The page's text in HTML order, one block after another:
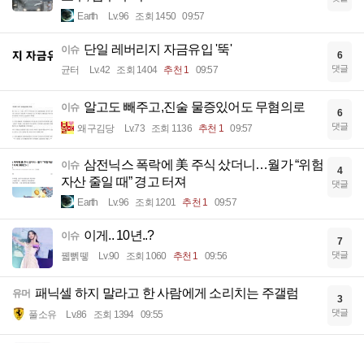
Earth Lv.96 조회 1450 09:57
이슈 단일 레버리지 자금유입 '뚝'
균터 Lv.42 조회 1404 추천 1 09:57
6
댓글
이슈 알고도 빼주고,진술 물증있어도 무혐의로
왜구김당 Lv.73 조회 1136 추천 1 09:57
6
댓글
이슈 삼전닉스 폭락에 美 주식 샀더니…월가 “위험
자산 줄일 때” 경고 터져
Earth Lv.96 조회 1201 추천 1 09:57
4
댓글
이슈 이게.. 10년..?
꿻뻵뗗 Lv.90 조회 1060 추천 1 09:56
7
댓글
유머 패닉셀 하지 말라고 한 사람에게 소리치는 주갤럼
풀소유 Lv.86 조회 1394 09:55
3
댓글